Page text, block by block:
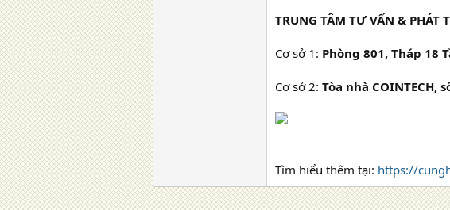
TRUNG TÂM TƯ VẤN & PHÁT
Cơ sở 1: Phòng 801, Tháp 18
Cơ sở 2: Tòa nhà COINTECH,
Tìm hiểu thêm tại: https://